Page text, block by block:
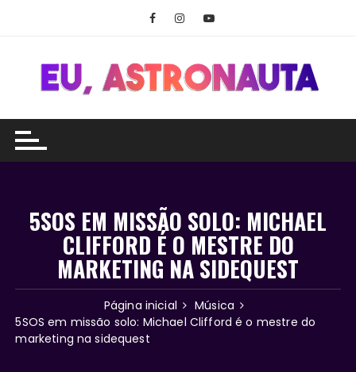
conteúdo
5SOS EM MISSÃO SOLO: MICHAEL
CLIFFORD É O MESTRE DO
MARKETING NA SIDEQUEST
Página inicial
Música
5SOS em missão solo: Michael Clifford é o mestre do
marketing na sidequest